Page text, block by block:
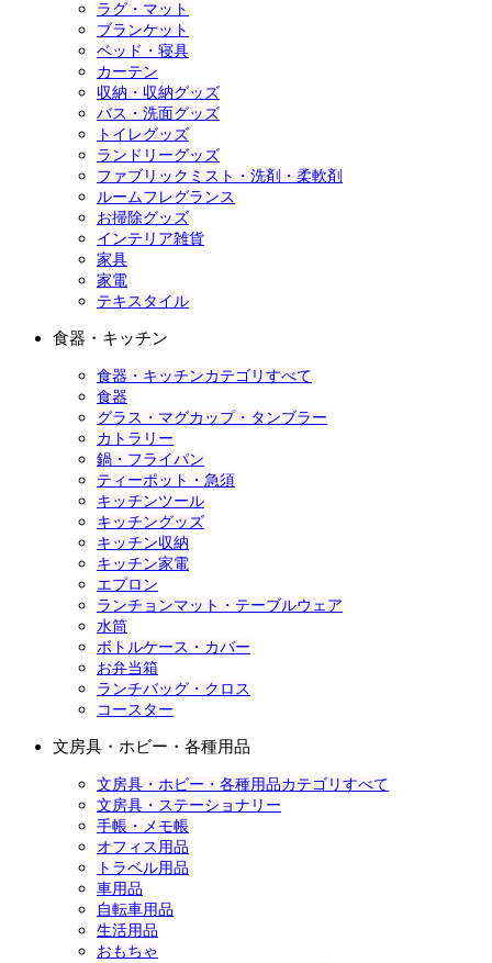
ラグ・マット
ブランケット
ベッド・寝具
カーテン
収納・収納グッズ
バス・洗面グッズ
トイレグッズ
ランドリーグッズ
ファブリックミスト・洗剤・柔軟剤
ルームフレグランス
お掃除グッズ
インテリア雑貨
家具
家電
テキスタイル
食器・キッチン
食器・キッチンカテゴリすべて
食器
グラス・マグカップ・タンブラー
カトラリー
鍋・フライパン
ティーポット・急須
キッチンツール
キッチングッズ
キッチン収納
キッチン家電
エプロン
ランチョンマット・テーブルウェア
水筒
ボトルケース・カバー
お弁当箱
ランチバッグ・クロス
コースター
文房具・ホビー・各種用品
文房具・ホビー・各種用品カテゴリすべて
文房具・ステーショナリー
手帳・メモ帳
オフィス用品
トラベル用品
車用品
自転車用品
生活用品
おもちゃ